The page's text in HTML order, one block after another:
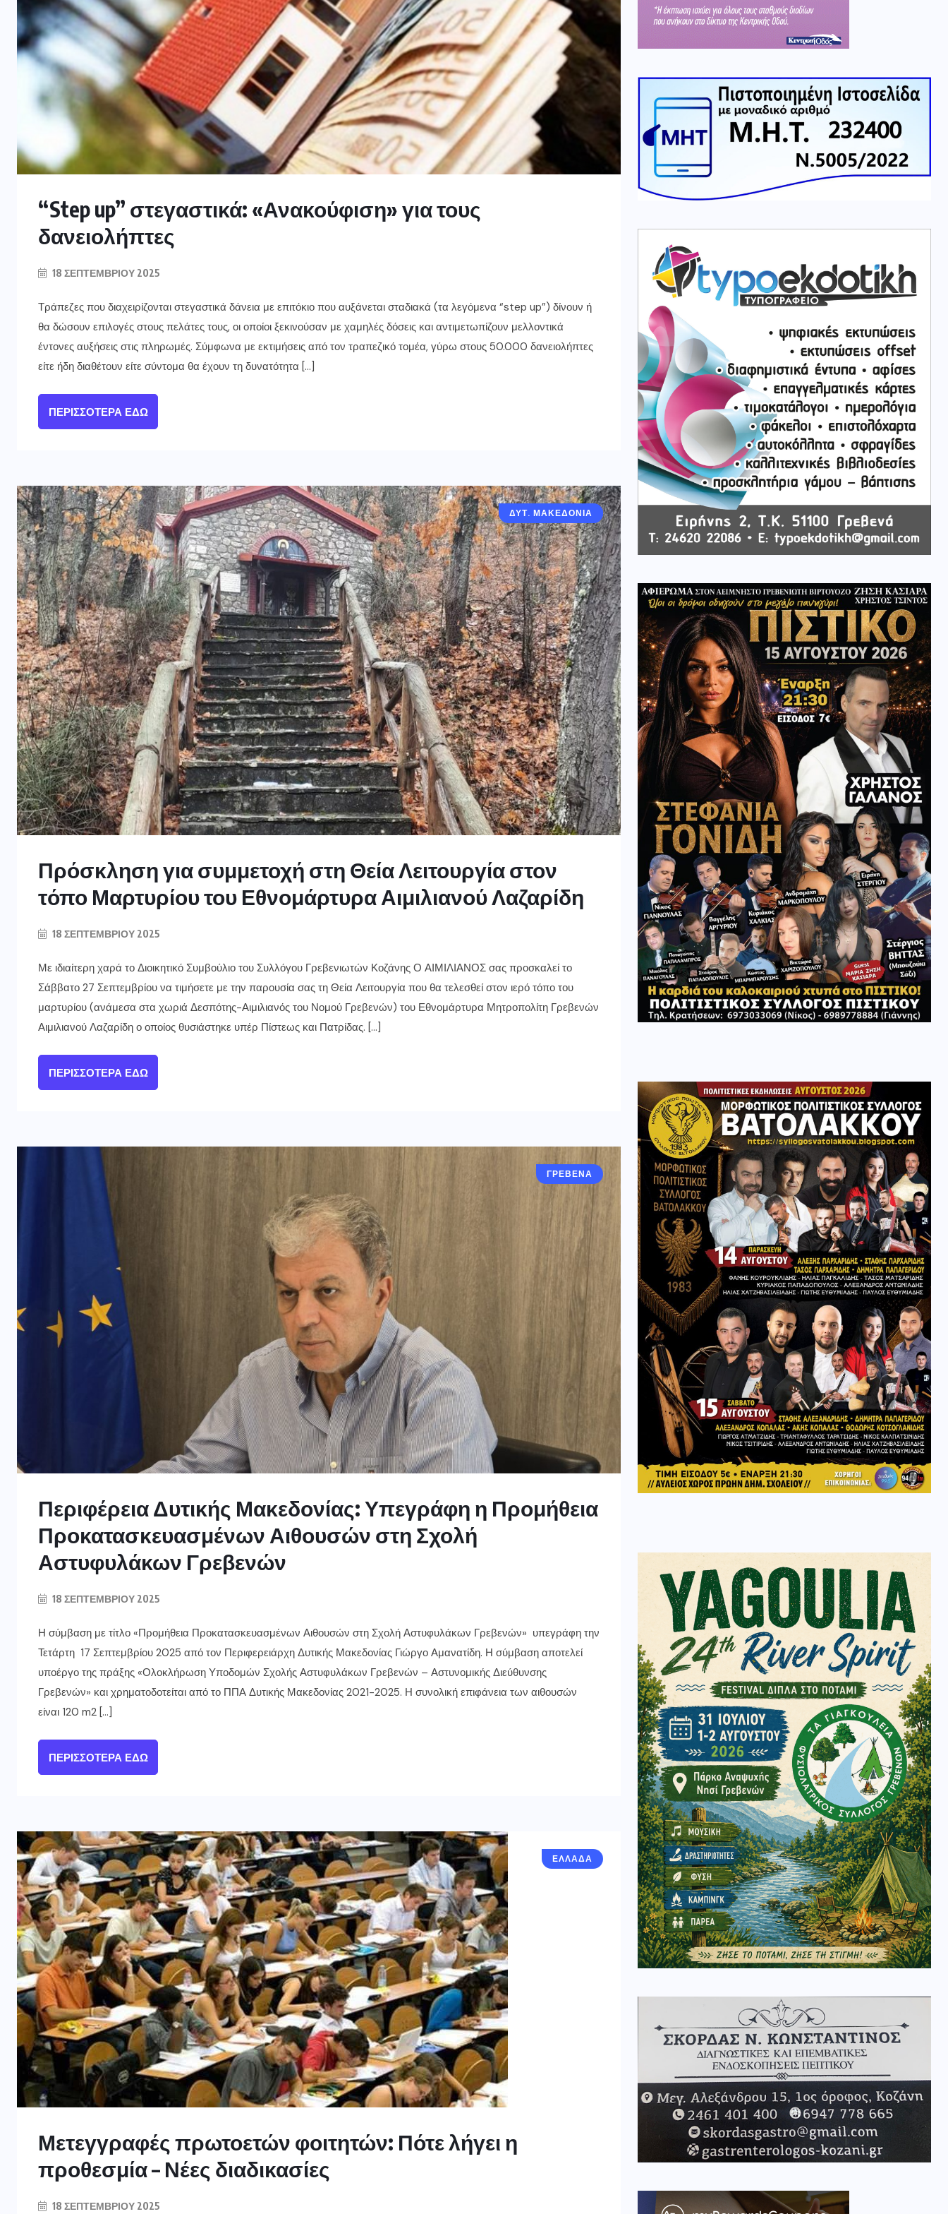
“Step up” στεγαστικά: «Ανακούφιση» για τους
δανειολήπτες
18 ΣΕΠΤΕΜΒΡΊΟΥ 2025
Τράπεζες που διαχειρίζονται στεγαστικά δάνεια με επιτόκιο που αυξάνεται σταδιακά (τα λεγόμενα “step up”) δίνουν ή
θα δώσουν επιλογές στους πελάτες τους, οι οποίοι ξεκινούσαν με χαμηλές δόσεις και αντιμετωπίζουν μελλοντικά
έντονες αυξήσεις στις πληρωμές. Σύμφωνα με εκτιμήσεις από τον τραπεζικό τομέα, γύρω στους 50.000 δανειολήπτες
είτε ήδη διαθέτουν είτε σύντομα θα έχουν τη δυνατότητα […]
ΠΕΡΙΣΣΌΤΕΡΑ ΕΔΏ
ΓΡΕΒΕΝΑ
ΔΥΤ. ΜΑΚΕΔΟΝΙΑ
Πρόσκληση για συμμετοχή στη Θεία Λειτουργία στον
τόπο Μαρτυρίου του Εθνομάρτυρα Αιμιλιανού Λαζαρίδη
18 ΣΕΠΤΕΜΒΡΊΟΥ 2025
Με ιδιαίτερη χαρά το Διοικητικό Συμβούλιο του Συλλόγου Γρεβενιωτών Κοζάνης Ο ΑΙΜΙΛΙΑΝΟΣ σας προσκαλεί το
Σάββατο 27 Σεπτεμβρίου να τιμήσετε με την παρουσία σας τη Θεία Λειτουργία που θα τελεσθεί στον ιερό τόπο του
μαρτυρίου (ανάμεσα στα χωριά Δεσπότης-Αιμιλιανός του Νομού Γρεβενών) του Εθνομάρτυρα Μητροπολίτη Γρεβενών
Αιμιλιανού Λαζαρίδη ο οποίος θυσιάστηκε υπέρ Πίστεως και Πατρίδας. […]
ΠΕΡΙΣΣΌΤΕΡΑ ΕΔΏ
ΓΡΕΒΕΝΑ
Περιφέρεια Δυτικής Μακεδονίας: Υπεγράφη η Προμήθεια
Προκατασκευασμένων Αιθουσών στη Σχολή
Αστυφυλάκων Γρεβενών
18 ΣΕΠΤΕΜΒΡΊΟΥ 2025
Η σύμβαση με τίτλο «Προμήθεια Προκατασκευασμένων Αιθουσών στη Σχολή Αστυφυλάκων Γρεβενών» υπεγράφη την
Τετάρτη 17 Σεπτεμβρίου 2025 από τον Περιφερειάρχη Δυτικής Μακεδονίας Γιώργο Αμανατίδη. Η σύμβαση αποτελεί
υποέργο της πράξης «Ολοκλήρωση Υποδομών Σχολής Αστυφυλάκων Γρεβενών – Αστυνομικής Διεύθυνσης
Γρεβενών» και χρηματοδοτείται από το ΠΠΑ Δυτικής Μακεδονίας 2021-2025. Η συνολική επιφάνεια των αιθουσών
είναι 120 m2 […]
ΠΕΡΙΣΣΌΤΕΡΑ ΕΔΏ
ΕΛΛΑΔΑ
Μετεγγραφές πρωτοετών φοιτητών: Πότε λήγει η
προθεσμία – Νέες διαδικασίες
18 ΣΕΠΤΕΜΒΡΊΟΥ 2025